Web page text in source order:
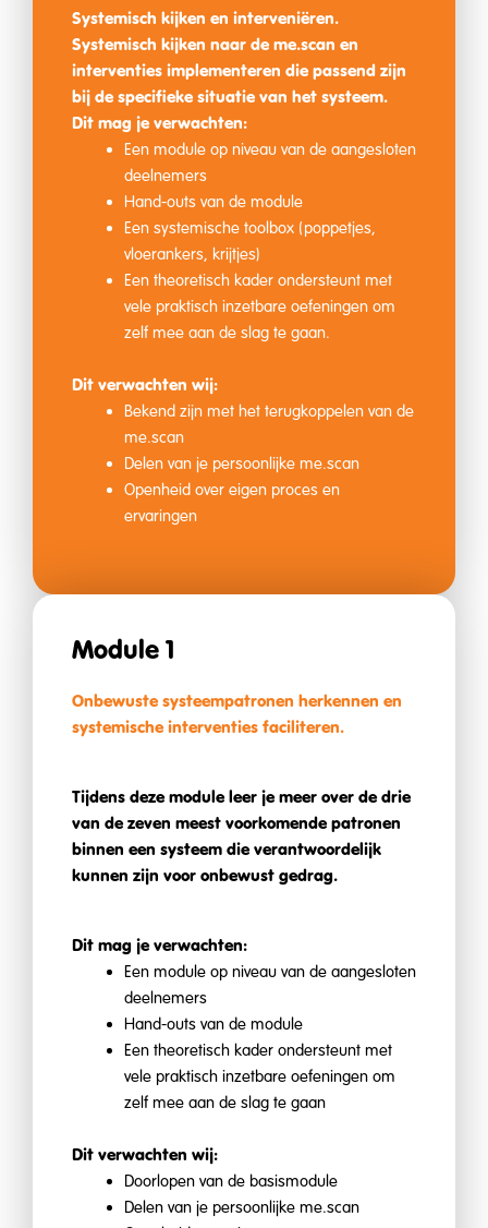
Systemisch kijken en interveniëren.
Systemisch kijken naar de me.scan en
interventies implementeren die passend zijn
bij de specifieke situatie van het systeem.
Dit mag je verwachten:
Een module op niveau van de aangesloten
deelnemers
Hand-outs van de module
Een systemische toolbox (poppetjes,
vloerankers, krijtjes)
Een theoretisch kader ondersteunt met
vele praktisch inzetbare oefeningen om
zelf mee aan de slag te gaan.
Dit verwachten wij:
Bekend zijn met het terugkoppelen van de
me.scan
Delen van je persoonlijke me.scan
Openheid over eigen proces en
ervaringen
Module 1
Onbewuste systeempatronen herkennen en
systemische interventies faciliteren.
Tijdens deze module leer je meer over de drie
van de zeven meest voorkomende patronen
binnen een systeem die verantwoordelijk
kunnen zijn voor onbewust gedrag.
Dit mag je verwachten:
Een module op niveau van de aangesloten
deelnemers
Hand-outs van de module
Een theoretisch kader ondersteunt met
vele praktisch inzetbare oefeningen om
zelf mee aan de slag te gaan
Dit verwachten wij:
Doorlopen van de basismodule
Delen van je persoonlijke me.scan